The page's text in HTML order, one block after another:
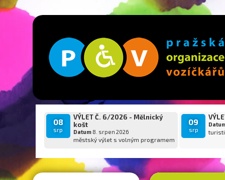
08
srp
VÝLET Č. 6/2026 - Mělnický
košt
Datum8. srpen 2026
městský výlet s volným programem
09
srp